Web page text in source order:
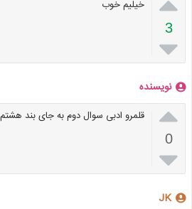
3

خیلیم خوب
نویسنده

0

قلمرو ادبی سوال دوم به جای بند
JK